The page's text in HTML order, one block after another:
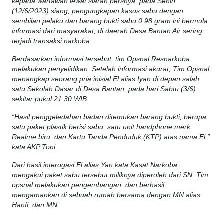
(12/6/2023) siang, pengungkapan kasus sabu dengan
sembilan pelaku dan barang bukti sabu 0,98 gram ini bermula
informasi dari masyarakat, di daerah Desa Bantan Air sering
terjadi transaksi narkoba.
Berdasarkan informasi tersebut, tim Opsnal Resnarkoba
melakukan penyelidikan. Setelah informasi akurat, Tim Opsnal
menangkap seorang pria inisial El alias Iyan di depan salah
satu Sekolah Dasar di Desa Bantan, pada hari Sabtu (3/6)
sekitar pukul 21.30 WIB.
“Hasil penggeledahan badan ditemukan barang bukti, berupa
satu paket plastik berisi sabu, satu unit handphone merk
Realme biru, dan Kartu Tanda Penduduk (KTP) atas nama El,”
kata AKP Toni.
Dari hasil interogasi El alias Yan kata Kasat Narkoba,
mengakui paket sabu tersebut miliknya diperoleh dari SN. Tim
opsnal melakukan pengembangan, dan berhasil
mengamankan di sebuah rumah bersama dengan MN alias
Hanfi, dan MN.